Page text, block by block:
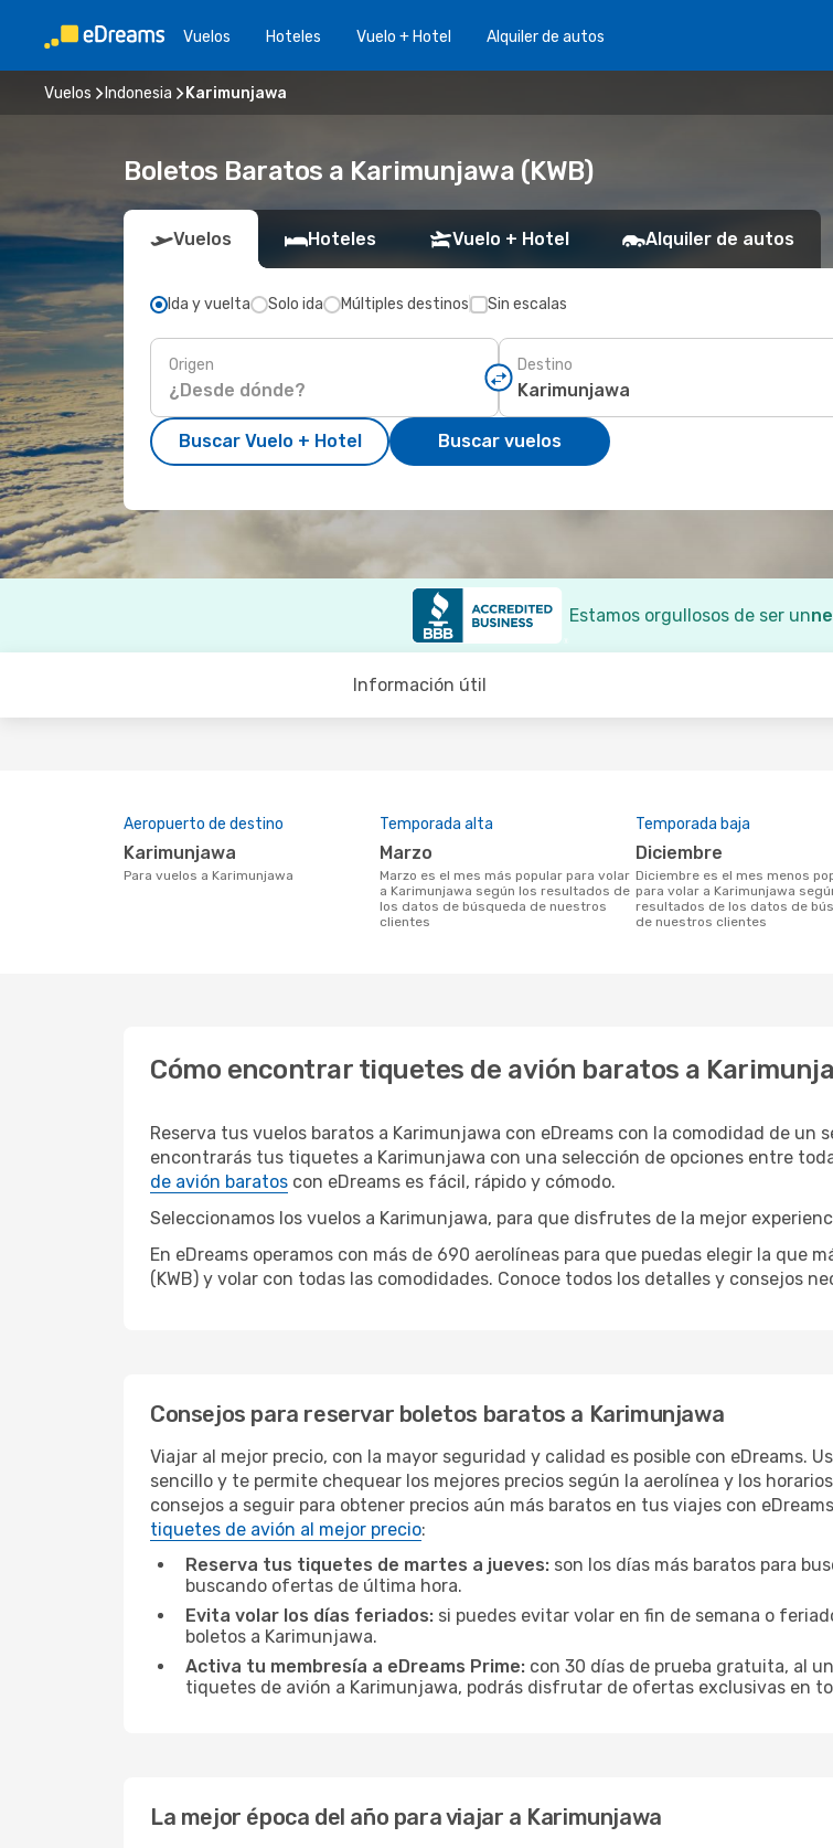
Vuelos Hoteles Vuelo + Hotel Alquiler de autos
Vuelos Indonesia Karimunjawa
Boletos Baratos a Karimunjawa (KWB)
Vuelos Hoteles Vuelo + Hotel Alquiler de autos
Ida y vuelta Solo ida Múltiples destinos Sin escalas
Origen Destino
Buscar Vuelo + Hotel Buscar vuelos
Estamos orgullosos de ser un
Información útil
Aeropuerto de destino
Karimunjawa
Para vuelos a Karimunjawa
Temporada alta
marzo
marzo es el mes más popular para volar
a Karimunjawa según los resultados de
los datos de búsqueda de nuestros
clientes
Temporada baja
diciembre
diciembre es el mes menos popular
para volar a Karimunjawa
resultados de los datos de
de nuestros clientes
Cómo encontrar tiquetes de avión baratos a
Reserva tus vuelos baratos a Karimunjawa con eDreams con la comodidad de
encontrarás tus tiquetes a Karimunjawa con una selección de opciones entre
de avión baratos con eDreams es fácil, rápido y cómodo.
Seleccionamos los vuelos a Karimunjawa, para que disfrutes de la mejor
En eDreams operamos con más de 690 aerolíneas para que puedas elegir la que
(KWB) y volar con todas las comodidades. Conoce todos los detalles y consejos
Consejos para reservar boletos baratos a Karimunjawa
Viajar al mejor precio, con la mayor seguridad y calidad es posible con eDreams.
sencillo y te permite chequear los mejores precios según la aerolínea y los
consejos a seguir para obtener precios aún más baratos en tus viajes con
tiquetes de avión al mejor precio:
Reserva tus tiquetes de martes a jueves: son los días más baratos para
buscando ofertas de última hora.
Evita volar los días feriados: si puedes evitar volar en fin de semana o
boletos a Karimunjawa.
Activa tu membresía a eDreams Prime: con 30 días de prueba gratuita, al
tiquetes de avión a Karimunjawa, podrás disfrutar de ofertas exclusivas en
La mejor época del año para viajar a Karimunjawa